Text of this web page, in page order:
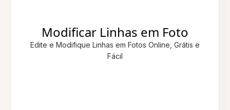
Modificar Linhas em Foto
Edite e Modifique Linhas em Fotos Online, Grátis e
Fácil